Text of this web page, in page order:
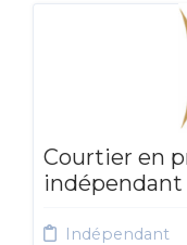
Courtier en
indépendant
Indépendant